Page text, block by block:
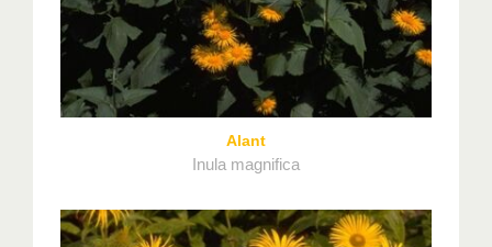
Alant
Inula magnifica